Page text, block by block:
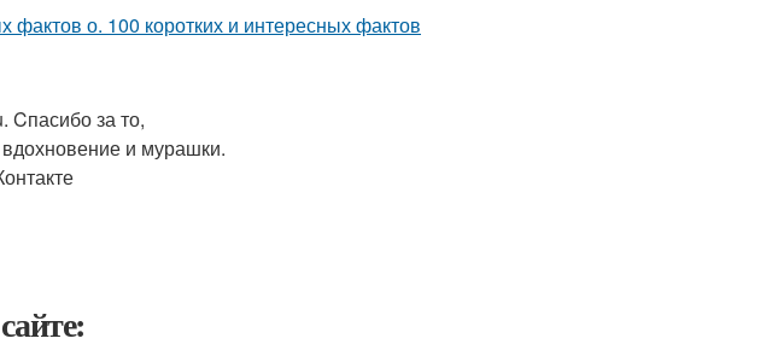
за то,
вдохновение и мурашки.